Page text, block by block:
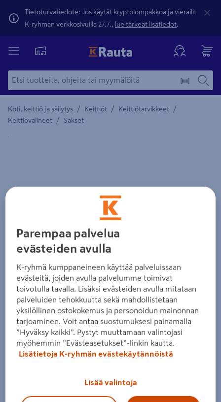
Tietoturvatiedote: Jos käytät kryptolompakkoa ja vierailit
K-ryhmän verkkosivuilla 27.7., lue tärkeät lisätiedot.
Koti, keittiö ja säilytys / Keittiöt / Keittiötarvikkeet /
Keittiövälineet / Sakset
Yksityiskohtainen kuvaus löytyy Tuotteen kuvaus -
Zoomaa kuvaa sormilla kosketusnäytöllä
Parempaa palvelua
evästeiden avulla
K-ryhmä kumppaneineen käyttää palveluissaan
evästeitä, joiden avulla palvelumme toimivat
toivotulla tavalla. Lisäksi evästeiden avulla mitataan
palveluiden tehokkuutta sekä mahdollistetaan
yksilöllinen ostokokemus ja personoidun mainonnan
tarjoaminen. Voit antaa suostumuksesi painamalla
”Hyväksy kaikki”. Pystyt muuttamaan valintojasi
myöhemmin ”Evästeasetukset”-linkin kautta.
Lisätietoja K-ryhmän evästekäytännöistä
Lisää valintoja